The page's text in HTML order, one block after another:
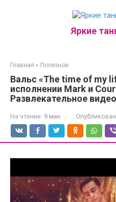
Яркие
Главная » Полезное
Вальс «The time of my
исполнении Mark и
Развлекательное видео
На чтение: 9 мин